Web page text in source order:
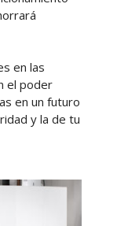
en las
el poder
en un futuro
y la de tu